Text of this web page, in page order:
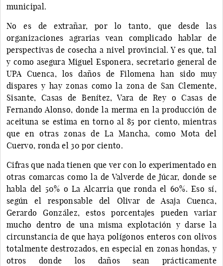
municipal.
No es de extrañar, por lo tanto, que desde las
organizaciones agrarias vean complicado hablar de
perspectivas de cosecha a nivel provincial. Y es que, tal
y como asegura Miguel Esponera, secretario general de
UPA Cuenca, los daños de Filomena han sido muy
dispares y hay zonas como la zona de San Clemente,
Sisante, Casas de Benítez, Vara de Rey o Casas de
Fernando Alonso, donde la merma en la producción de
aceituna se estima en torno al 85 por ciento, mientras
que en otras zonas de La Mancha, como Mota del
Cuervo, ronda el 30 por ciento.
Cifras que nada tienen que ver con lo experimentado en
otras comarcas como la de Valverde de Júcar, donde se
habla del 50% o La Alcarria que ronda el 60%. Eso sí,
según el responsable del Olivar de Asaja Cuenca,
Gerardo González, estos porcentajes pueden variar
mucho dentro de una misma explotación y darse la
circunstancia de que haya polígonos enteros con olivos
totalmente destrozados, en especial en zonas hondas, y
otros donde los daños sean prácticamente